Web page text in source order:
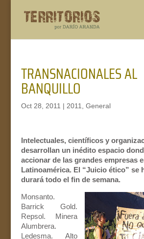
TRANSNACIONALES AL
BANQUILLO
Oct 28, 2011 | 2011 General
Intelectuales, científicos y
desarrollan un inédito espacio
accionar de las grandes empresas
Latinoamérica. El “Juicio ético” se
durará todo el fin de semana.
Monsanto.
Barrick Gold.
Repsol. Minera
Alumbrera.
Ledesma. Alto